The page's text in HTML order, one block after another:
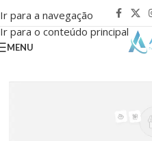
Ir para a navegação
Ir para o conteúdo principal
MENU